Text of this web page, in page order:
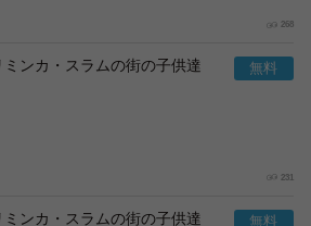
268
ンカ・スラムの街の子供達
231
ンカ・スラムの街の子供達